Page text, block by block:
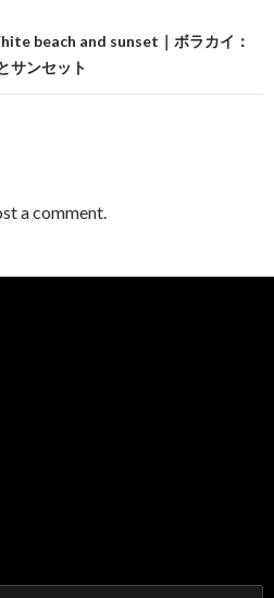
beach and sunset｜ボラカイ：
サンセット
a comment.